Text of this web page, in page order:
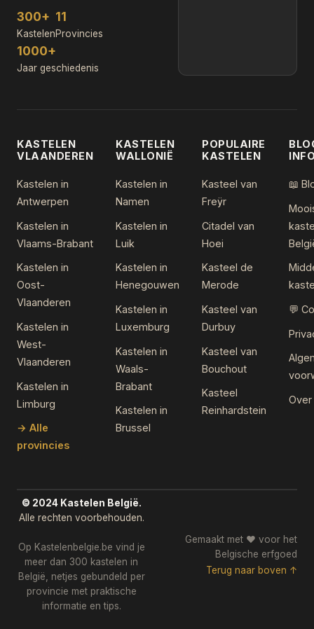
300+
Kastelen
11
Provincies
1000+
Jaar geschiedenis
KASTELEN
VLAANDEREN
Kastelen in
Antwerpen
Kastelen in
Vlaams-Brabant
Kastelen in
Oost-
Vlaanderen
Kastelen in
West-
Vlaanderen
Kastelen in
Limburg
→ Alle
provincies
KASTELEN
WALLONIË
Kastelen in
Namen
Kastelen in
Luik
Kastelen in
Henegouwen
Kastelen in
Luxemburg
Kastelen in
Waals-
Brabant
Kastelen in
Brussel
POPULAIRE
KASTELEN
Kasteel van
Freÿr
Citadel van
Hoei
Kasteel de
Merode
Kasteel van
Durbuy
Kasteel van
Bouchout
Kasteel
Reinhardstein
📖
💬
© 2024 Kastelen België.
Alle rechten voorbehouden.
Op Kastelenbelgie.be vind je
meer dan 300 kastelen in
België, netjes gebundeld per
provincie met praktische
informatie en tips.
Gemaakt met ❤️ voor het
Belgische erfgoed
Terug naar boven ↑